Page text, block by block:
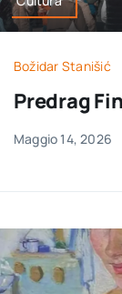
Božidar Stanišić
Predrag
Maggio 14, 2026